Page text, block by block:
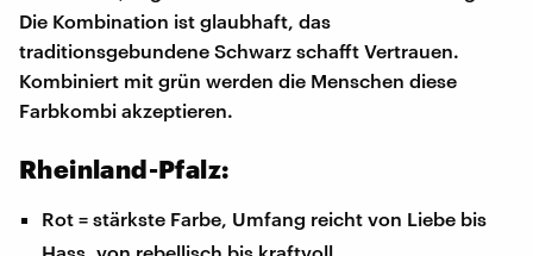
Die Kombination ist glaubhaft, das
traditionsgebundene Schwarz schafft Vertrauen.
Kombiniert mit grün werden die Menschen diese
Farbkombi akzeptieren.
Rheinland-Pfalz:
Rot = stärkste Farbe, Umfang reicht von Liebe bis